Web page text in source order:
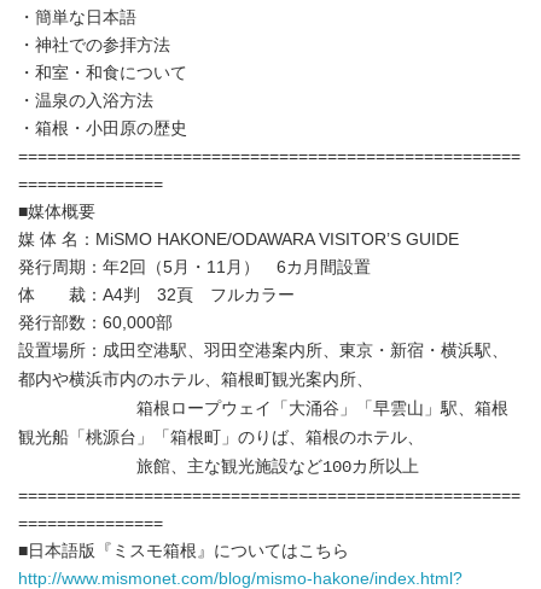
・簡単な日本語
・神社での参拝方法
・和室・和食について
・温泉の入浴方法
・箱根・小田原の歴史
====================================================
===============
■媒体概要
媒 体 名：MiSMO HAKONE/ODAWARA VISITOR’S GUIDE
発行周期：年2回（5月・11月） 6カ月間設置
体 裁：A4判 32頁 フルカラー
発行部数：60,000部
設置場所：成田空港駅、羽田空港案内所、東京・新宿・横浜駅、
都内や横浜市内のホテル、箱根町観光案内所、
箱根ロープウェイ「大涌谷」「早雲山」駅、箱根
観光船「桃源台」「箱根町」のりば、箱根のホテル、
旅館、主な観光施設など100カ所以上
====================================================
===============
■日本語版『ミスモ箱根』についてはこちら
http://www.mismonet.com/blog/mismo-hakone/index.html?